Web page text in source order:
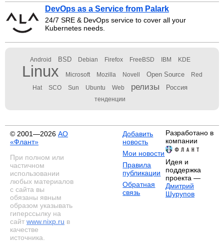
DevOps as a Service from Palark
24/7 SRE & DevOps service to cover all your
Kubernetes needs.
Android BSD Debian Firefox FreeBSD IBM KDE
Linux Microsoft Mozilla Novell Open Source Red
Hat SCO Sun Ubuntu Web релизы Россия
тенденции
© 2001—2026 АО
«Флант»
При полном или
частичном
использовании
любых материалов
с сайта вы
обязаны явным
образом указывать
гиперссылку на
сайт www.nixp.ru в
качестве
источника.
Добавить
новость
Мои новости
Правила
публикации
Обратная
связь
Разработано в
компании
Идея и
поддержка
проекта —
Дмитрий
Шурупов